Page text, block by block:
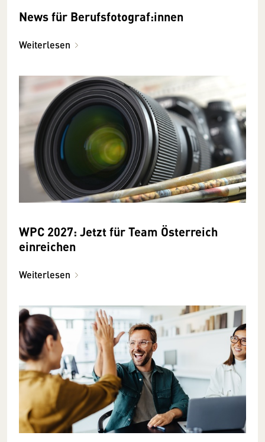
News für Berufsfotograf:innen
Weiterlesen
WPC 2027: Jetzt für Team Österreich
einreichen
Weiterlesen